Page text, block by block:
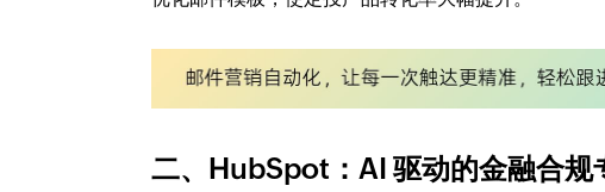
二、HubSpot：AI 驱动的金融合规